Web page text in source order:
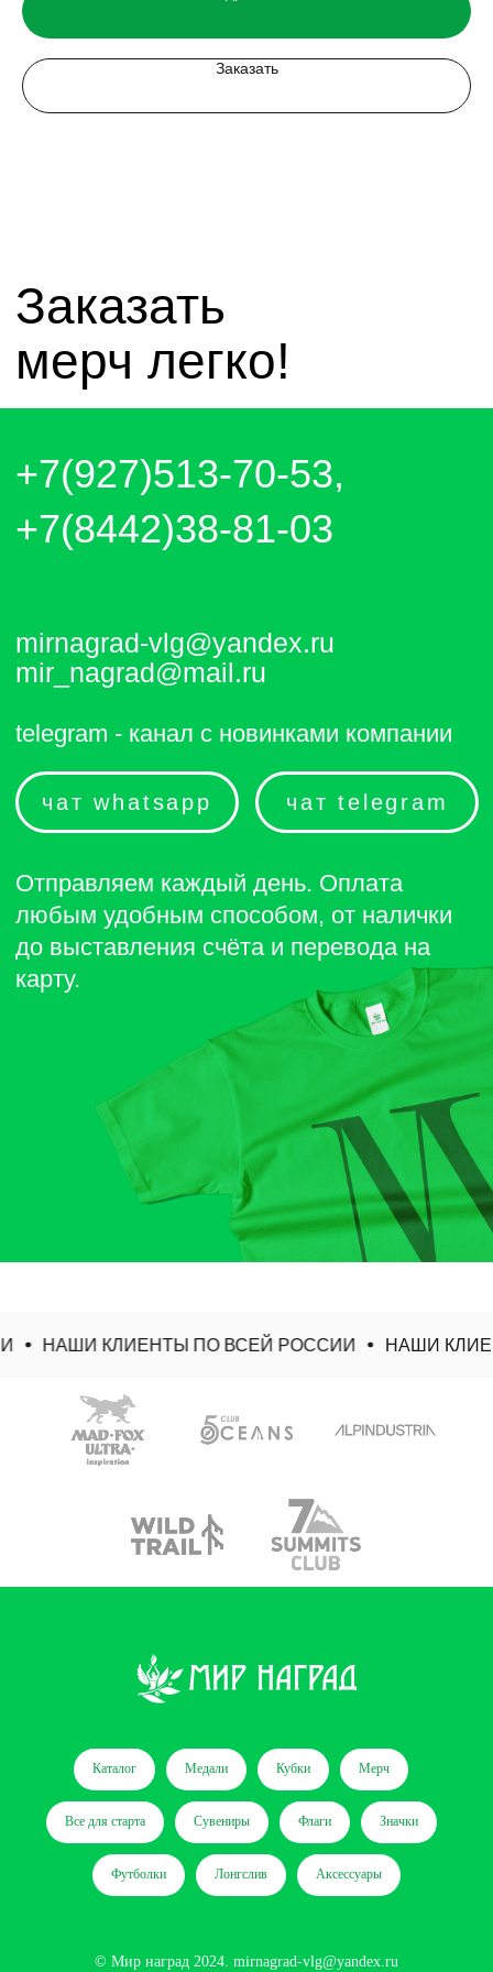
Заказать
mirnagrad-vlg@yandex.ru
mir_nagrad@mail.ru
telegram - канал с новинками компании
НАШИ КЛИЕНТЫ ПО ВСЕЙ РОССИИ НАШИ
Каталог Медали Кубки Мерч
Все для старта Сувениры Флаги Значки
Футболки Лонгслив Аксессуары
© Мир наград 2024. mirnagrad-vlg@yandex.ru